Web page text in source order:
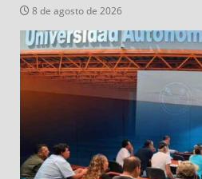
8 de agosto de 2026